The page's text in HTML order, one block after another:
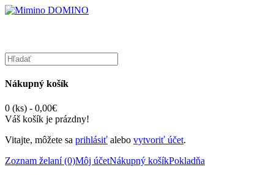
Nákupný košík
0 (ks) - 0,00€
Váš košík je prázdny!
Vitajte, môžete sa prihlásiť alebo vytvoriť účet.
Zoznam želaní (0)Môj účetNákupný košíkPokladňa